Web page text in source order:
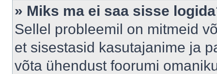
» Miks ma ei saa sisse
Sellel probleemil on mitmeid
et sisestasid kasutajanime ja
võta ühendust foorumi